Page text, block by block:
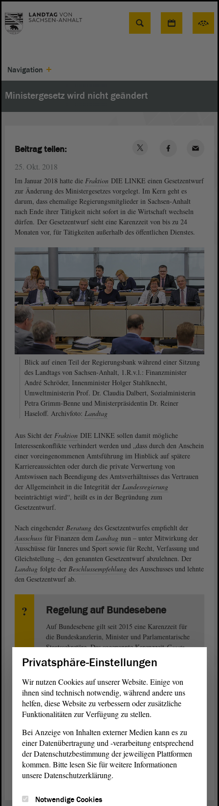
Suche
Navigation
Ministergesetz wird nicht geändert
25. Okt. 2018
Im Januar 2018 hatte die Fraktion DIE LINKE einen Gesetzentwurf
zur Änderung des Ministergesetzes vorgelegt. Im Kern geht es
darum, dass ehemalige Regierungsmitglieder in Sachsen-Anhalt
nach Ende ihrer Tätigkeit nicht sofort in die Wirtschaft wechseln
dürfen. Der Gesetzentwurf sieht eine Karenzzeit von bis zu 24
Monaten vor, für Tätigkeiten außerhalb des öffentlichen Dienstes.
Blick auf einen Teil der Regierungsbank während einer Sitzung
des Landtags von Sachsen-Anhalt, 1.R.v.l.: Finanzminister
André Schröder, Innenminister Holger Stahlknecht,
Umweltministerin Prof. Dr. Claudia Dalbert, Sozialministerin
Petra Grimm-Benne und Ministerpräsidentin Dr. Reiner
Haseloff. Archivfoto: Landtag
Aus Sicht der Fraktion DIE LINKE sollen damit mögliche
Interessenkonflikte verhindert werden und „dass durch den Anschein
einer voreingenommenen Amtsführung im Hinblick auf spätere
Karriereaussichten oder durch die private Verwertung von
Amtswissen nach Beendigung des Amtsverhältnisses das Vertrauen
der Allgemeinheit in die Integrität der Landesregierung
beeinträchtigt wird“, heißt es in der Begründung zum
Gesetzentwurf.
Nach eingehender Beratung des Gesetzentwurfes empfiehlt der
Ausschuss für Finanzen dem Landtag nun – unter Mitwirkung der
Ausschüsse für Inneres und Sport sowie für Recht, Verfassung und
Gleichstellung –, den genannten Gesetzentwurf abzulehnen. Der
Landtag folgte der Beschlussempfehlung des Ausschusses und lehnte
den Gesetzentwurf ab.
Regelung auf Bundesebene
Auf Bundesebene gilt seit 2015 eine Karenzzeit für
die Bundeskanzlerin, Minister und Parlamentarische
Staatssekretäre. Das sogenannte Karenzzeit-Gesetz
regelt den Übergang ehemaliger
Regierungsmitglieder in die Privatwirtschaft und in
Lobbytätigkeiten. Im Falle von Interessenkonflikten
kann ein Wechsel in die Wirtschaft für bis zu 18
Monate verboten werden.
Zum Gesetzentwurf der Fraktion DIE LINKE (PDF)
Zur Beschlussempfehlung des Ausschusses für Finanzen (PDF)
Beitrag teilen:
Privatsphäre-Einstellungen
Wir nutzen Cookies auf unserer Website. Einige von
ihnen sind technisch notwendig, während andere uns
helfen, diese Website zu verbessern oder zusätzliche
Funktionalitäten zur Verfügung zu stellen.
Bei Anzeige von Inhalten externer Medien kann es zu
einer Datenübertragung und -verarbeitung entsprechend
der Datenschutzbestimmung der jeweiligen Plattformen
kommen. Bitte lesen Sie für weitere Informationen
unsere Datenschutzerklärung.
Notwendige Cookies